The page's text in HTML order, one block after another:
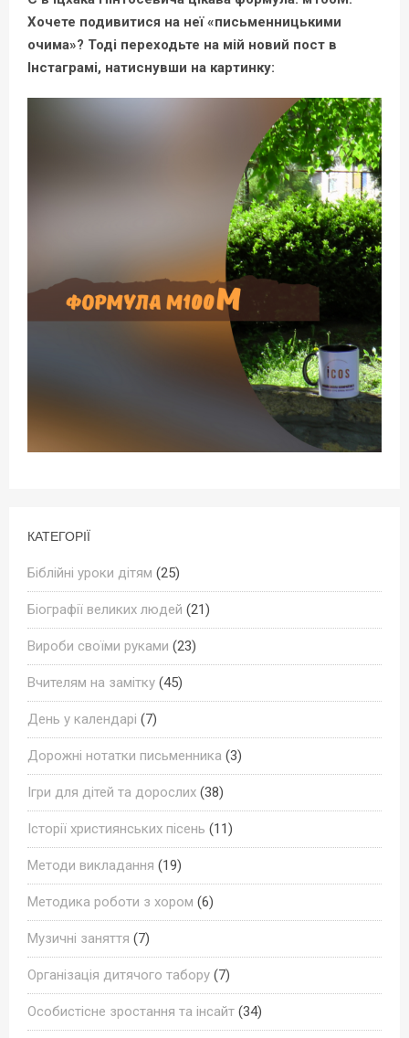
Хочете подивитися на неї «письменницькими
очима»? Тоді переходьте на мій новий пост в
Інстаграмі, натиснувши на картинку:
КАТЕГОРІЇ
Біблійні уроки дітям (25)
Біографії великих людей (21)
Вироби своїми руками (23)
Вчителям на замітку (45)
День у календарі (7)
Дорожні нотатки письменника (3)
Ігри для дітей та дорослих (38)
Історії християнських пісень (11)
Методи викладання (19)
Методика роботи з хором (6)
Музичні заняття (7)
Організація дитячого табору (7)
Особистісне зростання та інсайт (34)